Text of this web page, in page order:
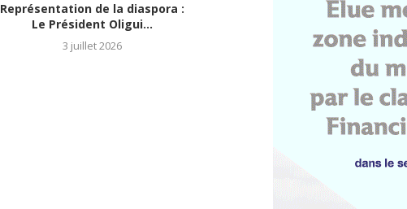
Représentation de la diaspora :
Le Président Oligui...
3 juillet 2026
Conformité des partis
CNCD...